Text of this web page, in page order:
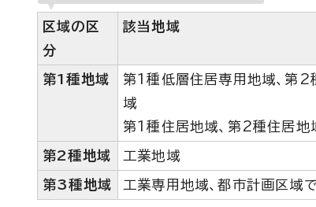
区域の区
分
該当地域
第1種地域
第1種低層住居専用地域、第2
域
第1種住居地域、第2種住居地
第2種地域 工業地域
第3種地域 工業専用地域、都市計画区域